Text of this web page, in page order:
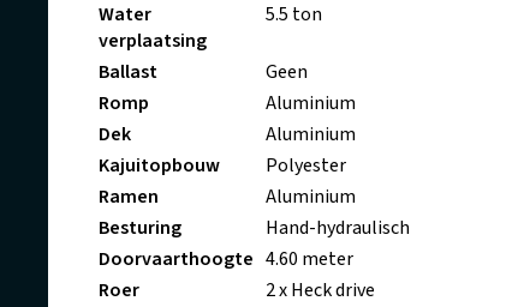
Water
verplaatsing
5.5 ton
Ballast
Geen
Romp
Aluminium
Dek
Aluminium
Kajuitopbouw
Polyester
Ramen
Aluminium
Besturing
Hand-hydraulisch
Doorvaarthoogte 4.60 meter
Roer
2 x Heck drive